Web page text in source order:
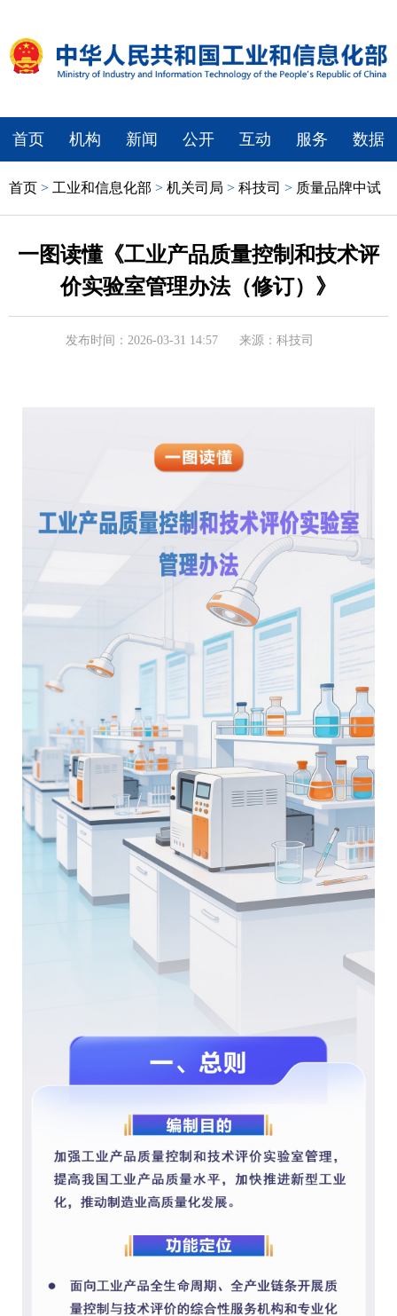
首页 机构 新闻 公开 互动 服务 数据
首页 > 工业和信息化部 > 机关司局 > 科技司 > 质量品牌中试
一图读懂《工业产品质量控制和技术评
价实验室管理办法（修订）》
发布时间：2026-03-31 14:57 来源：科技司